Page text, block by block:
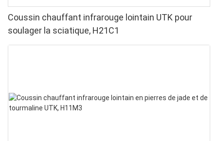
Coussin chauffant infrarouge lointain UTK pour
soulager la sciatique, H21C1